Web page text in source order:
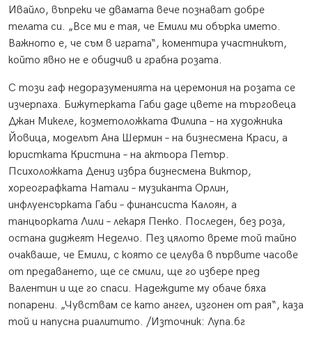
Ивайло, въпреки че двамата вече познават добре
телата си. „Все ми е тая, че Емили ми обърка името.
Важното е, че съм в играта“, коментира участникът,
който явно не е обидчив и грабна розата.
С този гаф недоразуменията на церемония на розата се
изчерпаха. Бижутерката Габи даде цвете на търговеца
Джан Микеле, козметоложката Филипа – на художника
Йовица, моделът Ана Шермин – на бизнесмена Краси, а
юристката Кристина – на актьора Петър.
Психоложката Дениз избра бизнесмена Виктор,
хореографката Натали – музиканта Орлин,
инфлуенсърката Габи – финансиста Калоян, а
танцьорката Лили – лекаря Пенко. Последен, без роза,
остана диджеят Неделчо. Пез цялото време той тайно
очакваше, че Емили, с която се целува в първите часове
от предаването, ще се смили, ще го избере пред
Валентин и ще го спаси. Надеждите му обаче бяха
попарени. „Чувствам се като ангел, изгонен от рая“, каза
той и напусна риалитито. /Източник: Лупа.бг